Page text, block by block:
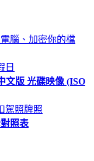
腦、加密你的檔
日
文版 光碟映像 (ISO
駕照牌照
照表